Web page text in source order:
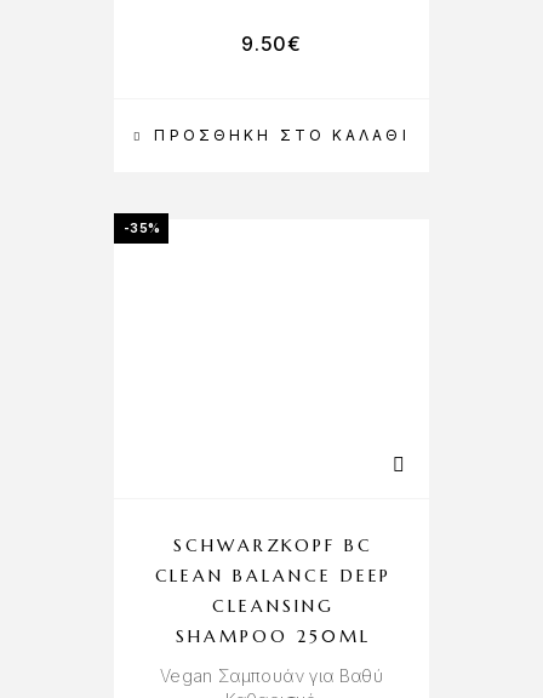
ΠΡΟΣΘΉΚΗ ΣΤΟ ΚΑΛΆΘΙ
9.50€
-35%
SCHWARZKOPF BC
CLEAN BALANCE DEEP
CLEANSING
SHAMPOO 250ML
Vegan Σαμπουάν για Βαθύ